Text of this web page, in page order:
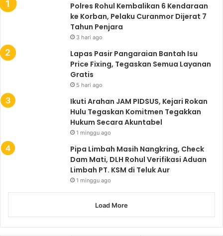
Polres Rohul Kembalikan 6 Kendaraan
ke Korban, Pelaku Curanmor Dijerat 7
Tahun Penjara
3 hari ago
Lapas Pasir Pangaraian Bantah Isu
Price Fixing, Tegaskan Semua Layanan
Gratis
5 hari ago
Ikuti Arahan JAM PIDSUS, Kejari Rokan
Hulu Tegaskan Komitmen Tegakkan
Hukum Secara Akuntabel
1 minggu ago
Pipa Limbah Masih Nangkring, Check
Dam Mati, DLH Rohul Verifikasi Aduan
Limbah PT. KSM di Teluk Aur
1 minggu ago
Load More